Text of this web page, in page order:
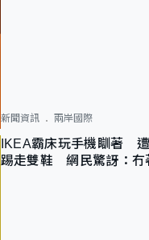
新聞資訊 兩岸國際
IKEA霸床玩手機瞓著
踢走雙鞋 網民驚訝：冇